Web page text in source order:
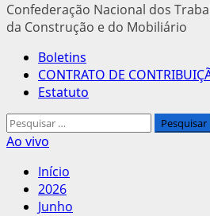
Confederação Nacional dos
da Construção e do Mobiliário
Menu
principal
Boletins
CONTRATO DE
Estatuto
Pesquisar
por:
Ao vivo
Início
2026
Junho